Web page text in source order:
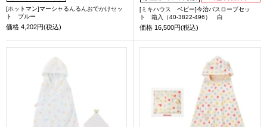
[ホットマン]マーシャるんるんおでかけセッ
ト ブルー
価格 4,202円(税込)
[ミキハウス ベビー]今治バスローブセッ
ト 箱入（40-3822-496） 白
価格 16,500円(税込)